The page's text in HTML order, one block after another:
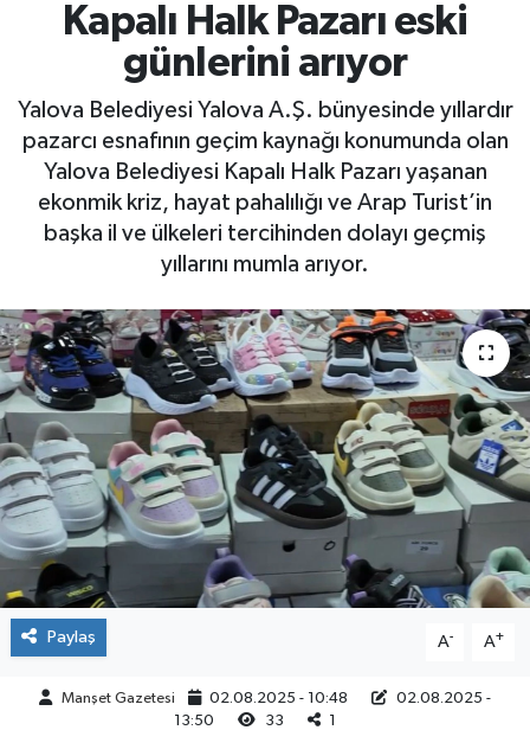
Kapalı Halk Pazarı eski
günlerini arıyor
Yalova Belediyesi Yalova A.Ş. bünyesinde yıllardır
pazarcı esnafının geçim kaynağı konumunda olan
Yalova Belediyesi Kapalı Halk Pazarı yaşanan
ekonmik kriz, hayat pahalılığı ve Arap Turist’in
başka il ve ülkeleri tercihinden dolayı geçmiş
yıllarını mumla arıyor.
Paylaş A- A+
Manşet Gazetesi 02.08.2025 - 10:48
02.08.2025 -
13:50
33 1
Spor
İletişim
Künye
www.manset.com.tr
Spor
Sağlık
Eğitim
Teknoloji
Süper Lig Puan Durumu ve Fikstür
Tüm Manşetler
Son Dakika Haberleri
Haber Arşivi